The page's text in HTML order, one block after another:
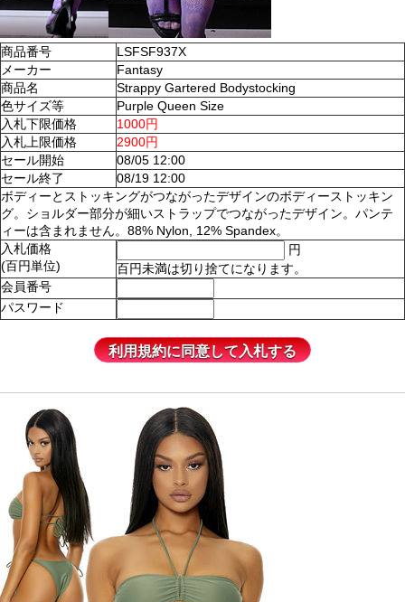
商品番号
LSFSF937X
メーカー
Fantasy
商品名
Strappy Gartered Bodystocking
色サイズ等
Purple Queen Size
入札下限価格
1000円
入札上限価格
2900円
セール開始
08/05 12:00
セール終了
08/19 12:00
ボディーとストッキングがつながったデザインのボディーストッキン
グ。ショルダー部分が細いストラップでつながったデザイン。パンテ
ィーは含まれません。88% Nylon, 12% Spandex。
入札価格
(百円単位)
円
百円未満は切り捨てになります。
会員番号
パスワード